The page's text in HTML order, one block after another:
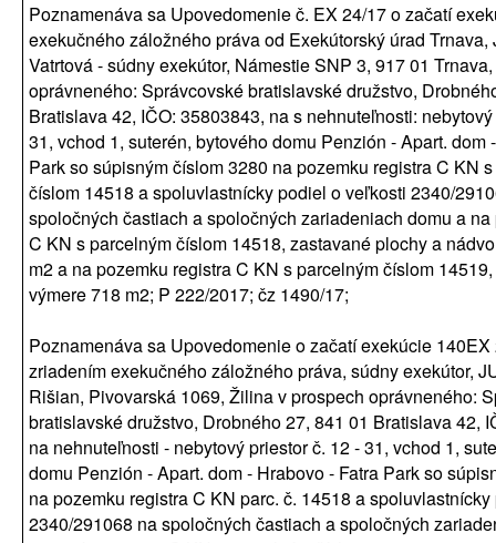
Poznamenáva sa Upovedomenie č. EX 24/17 o začatí
exekučného záložného práva od Exekútorský úrad Trnava,
Vatrtová - súdny exekútor, Námestie SNP 3, 917 01
oprávneného: Správcovské bratislavské družstvo,
Bratislava 42, IČO: 35803843, na s nehnuteľnosti:
31, vchod 1, suterén, bytového domu Penzión - Apart. dom
Park so súpisným číslom 3280 na pozemku registra C KN
číslom 14518 a spoluvlastnícky podiel o veľkosti 2340/
spoločných častiach a spoločných zariadeniach domu a
C KN s parcelným číslom 14518, zastavané plochy a
m2 a na pozemku registra C KN s parcelným číslom
výmere 718 m2; P 222/2017; čz 1490/17;
Poznamenáva sa Upovedomenie o začatí exekúcie 140EX
zriadením exekučného záložného práva, súdny exekútor,
Rišian, Pivovarská 1069, Žilina v prospech oprávneného:
bratislavské družstvo, Drobného 27, 841 01 Bratislava 42,
na nehnuteľnosti - nebytový priestor č. 12 - 31, vchod 1,
domu Penzión - Apart. dom - Hrabovo - Fatra Park so
na pozemku registra C KN parc. č. 14518 a
2340/291068 na spoločných častiach a spoločných